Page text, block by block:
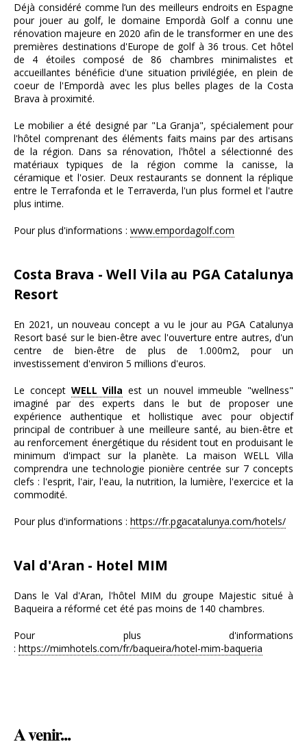
Déjà considéré comme l’un des meilleurs endroits en Espagne
pour jouer au golf, le domaine Empordà Golf a connu une
rénovation majeure en 2020 afin de le transformer en une des
premières destinations d'Europe de golf à 36 trous. Cet hôtel
de 4 étoiles composé de 86 chambres minimalistes et
accueillantes bénéficie d'une situation privilégiée, en plein de
coeur de l'Empordà avec les plus belles plages de la Costa
Brava à proximité.
Le mobilier a été designé par "La Granja", spécialement pour
l'hôtel comprenant des éléments faits mains par des artisans
de la région. Dans sa rénovation, l'hôtel a sélectionné des
matériaux typiques de la région comme la canisse, la
céramique et l'osier. Deux restaurants se donnent la réplique
entre le Terrafonda et le Terraverda, l'un plus formel et l'autre
plus intime.
Pour plus d'informations : www.empordagolf.com
Costa Brava - Well Vila au PGA Catalunya
Resort
En 2021, un nouveau concept a vu le jour au PGA Catalunya
Resort basé sur le bien-être avec l'ouverture entre autres, d'un
centre de bien-être de plus de 1.000m2, pour un
investissement d'environ 5 millions d'euros.
Le concept WELL Villa est un nouvel immeuble "wellness"
imaginé par des experts dans le but de proposer une
expérience authentique et hollistique avec pour objectif
principal de contribuer à une meilleure santé, au bien-être et
au renforcement énergétique du résident tout en produisant le
minimum d'impact sur la planète. La maison WELL Villa
comprendra une technologie pionière centrée sur 7 concepts
clefs : l'esprit, l'air, l'eau, la nutrition, la lumière, l'exercice et la
commodité.
Pour plus d'informations : https://fr.pgacatalunya.com/hotels/
Val d'Aran - Hotel MIM
Dans le Val d'Aran, l'hôtel MIM du groupe Majestic situé à
Baqueira a réformé cet été pas moins de 140 chambres.
Pour plus d'informations
: https://mimhotels.com/fr/baqueira/hotel-mim-baqueria
A venir...